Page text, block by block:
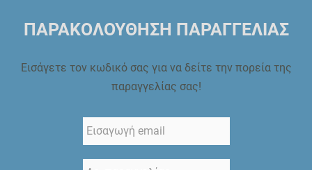
ΠΑΡΑΚΟΛΟΥΘΗΣΗ ΠΑΡΑΓΓΕΛΙΑΣ
Εισάγετε τον κωδικό σας για να δείτε την πορεία της
παραγγελίας σας!